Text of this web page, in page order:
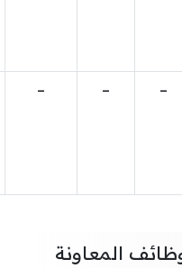
–
–
–
المعاونة